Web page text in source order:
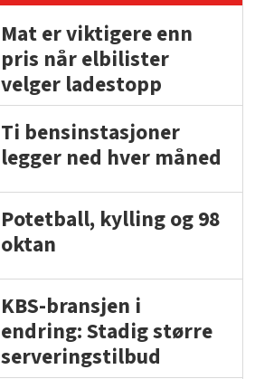
Mat er viktigere enn
pris når elbilister
velger ladestopp
Ti bensinstasjoner
legger ned hver måned
Potetball, kylling og 98
oktan
KBS-bransjen i
endring: Stadig større
serveringstilbud